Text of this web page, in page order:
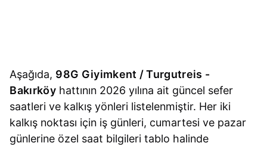
Aşağıda, 98G Giyimkent / Turgutreis -
Bakırköyhattının 2026 yılına ait güncel sefer
saatleri ve kalkış yönleri listelenmiştir. Her iki
kalkış noktası için iş günleri, cumartesi ve pazar
günlerine özel saat bilgileri tablo halinde